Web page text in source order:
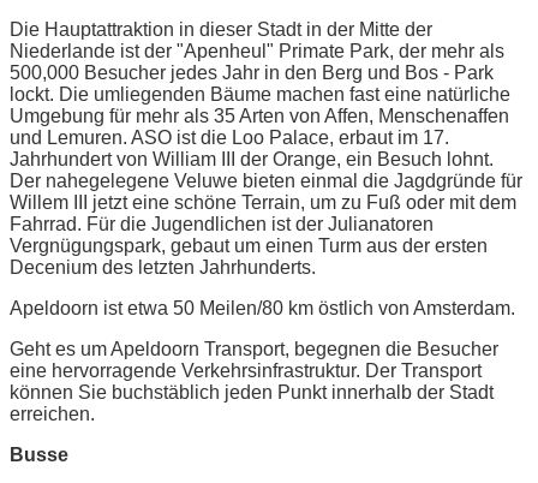
Die Hauptattraktion in dieser Stadt in der Mitte der
Niederlande ist der "Apenheul" Primate Park, der mehr als
500,000 Besucher jedes Jahr in den Berg und Bos - Park
lockt. Die umliegenden Bäume machen fast eine natürliche
Umgebung für mehr als 35 Arten von Affen, Menschenaffen
und Lemuren. ASO ist die Loo Palace, erbaut im 17.
Jahrhundert von William III der Orange, ein Besuch lohnt.
Der nahegelegene Veluwe bieten einmal die Jagdgründe für
Willem III jetzt eine schöne Terrain, um zu Fuß oder mit dem
Fahrrad. Für die Jugendlichen ist der Julianatoren
Vergnügungspark, gebaut um einen Turm aus der ersten
Decenium des letzten Jahrhunderts.
Apeldoorn ist etwa 50 Meilen/80 km östlich von Amsterdam.
Geht es um Apeldoorn Transport, begegnen die Besucher
eine hervorragende Verkehrsinfrastruktur. Der Transport
können Sie buchstäblich jeden Punkt innerhalb der Stadt
erreichen.
Busse